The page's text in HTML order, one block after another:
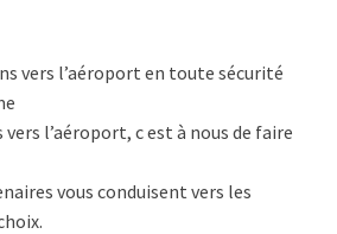
vers l’aéroport en toute sécurité
l’aéroport, c est à nous de faire
vous conduisent vers les